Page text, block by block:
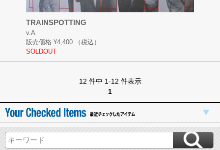
TRAINSPOTTING
v.A
販売価格:¥4,400
（税込）
SOLDOUT
12 件中 1-12 件表示
1